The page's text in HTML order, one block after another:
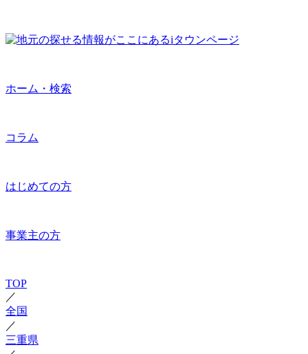
ホーム・検索
コラム
はじめての方
事業主の方
TOP
／
全国
／
三重県